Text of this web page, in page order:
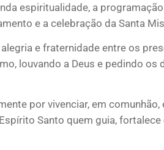
espiritualidade, a
e a celebração da Santa
e fraternidade entre os
louvando a Deus e pedindo os
por vivenciar, em
Santo quem guia, fortalece